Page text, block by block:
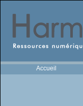
Accueil